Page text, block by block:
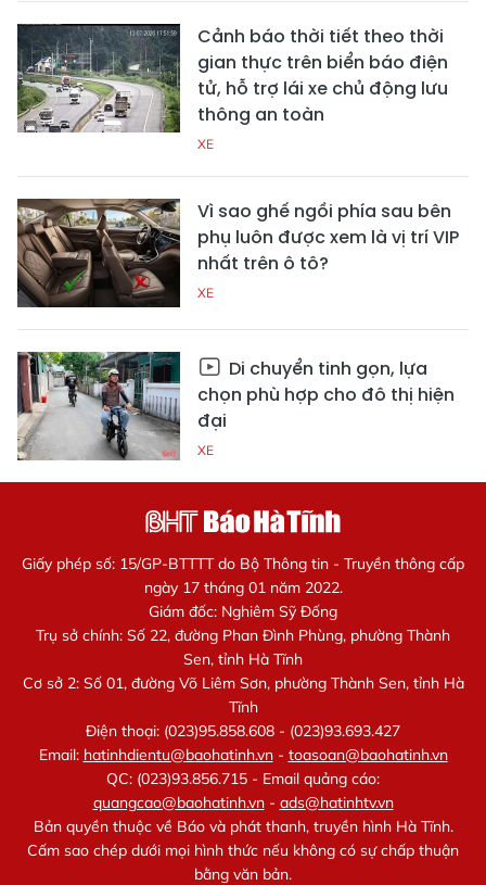
Cảnh báo thời tiết theo thời
gian thực trên biển báo điện
tử, hỗ trợ lái xe chủ động lưu
thông an toàn
XE
Vì sao ghế ngồi phía sau bên
phụ luôn được xem là vị trí VIP
nhất trên ô tô?
XE
Di chuyển tinh gọn, lựa
chọn phù hợp cho đô thị hiện
đại
XE
Giấy phép số: 15/GP-BTTTT do Bộ Thông tin - Truyền thông cấp
ngày 17 tháng 01 năm 2022.
Giám đốc: Nghiêm Sỹ Đống
Trụ sở chính: Số 22, đường Phan Đình Phùng, phường Thành
Sen, tỉnh Hà Tĩnh
Cơ sở 2: Số 01, đường Võ Liêm Sơn, phường Thành Sen, tỉnh Hà
Tĩnh
Điện thoại: (023)95.858.608 - (023)93.693.427
Email: hatinhdientu@baohatinh.vn- toasoan@baohatinh.vn
QC: (023)93.856.715 - Email quảng cáo:
quangcao@baohatinh.vn- ads@hatinhtv.vn
Bản quyền thuộc về Báo và phát thanh, truyền hình Hà Tĩnh.
Cấm sao chép dưới mọi hình thức nếu không có sự chấp thuận
bằng văn bản.